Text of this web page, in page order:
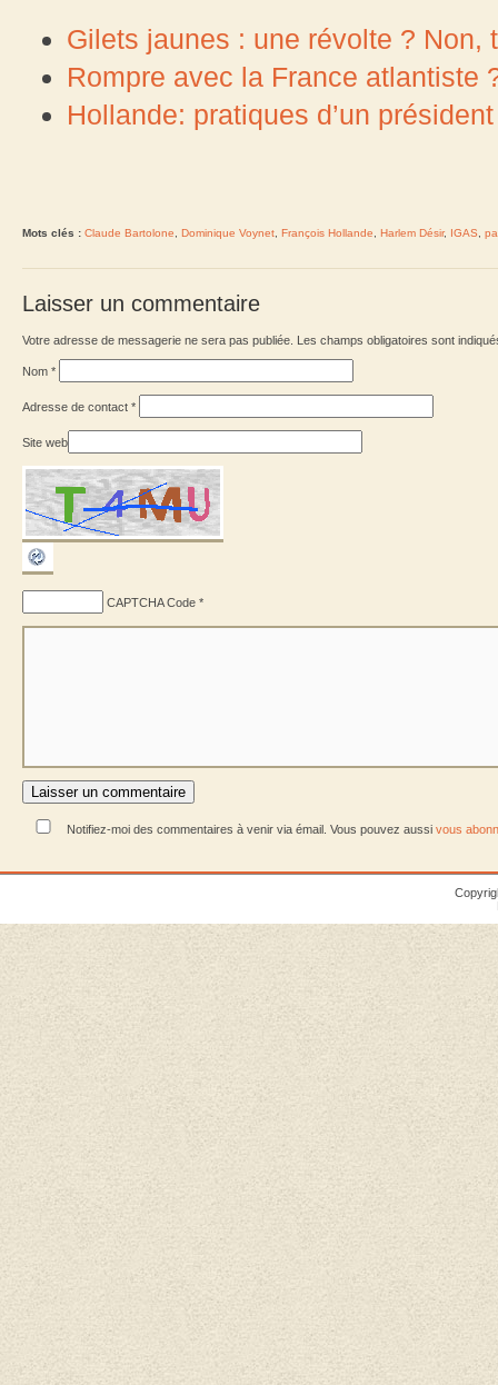
Gilets jaunes : une révolte ? Non,
Rompre avec la France atlantiste
Hollande: pratiques d’un
Mots clés : Claude Bartolone Dominique Voynet François Hollande Harlem Désir, IGAS
Laisser un commentaire
Votre adresse de messagerie ne sera pas publiée. Les champs obligatoires sont
Nom *
Adresse de contact *
Site web
CAPTCHA Code *
Notifiez-moi des commentaires à venir via émail. Vous pouvez aussi vous